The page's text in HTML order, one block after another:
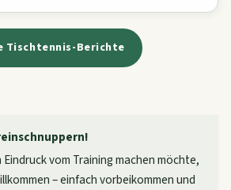
Tischtennis-Berichte
Eindruck vom Training machen möchte,
– einfach vorbeikommen und